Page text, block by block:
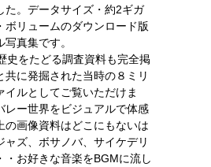
た。データサイズ・約2ギガ
リュームのダウンロード版
真集です。
史をたどる調査資料も完全掲
共に発掘された当時の８ミリ
イルとしてご覧いただけま
レー世界をビジュアルで体感
の画像資料はどこにもないは
ズ、ボサノバ、サイケデリ
・お好きな音楽をBGMに流し